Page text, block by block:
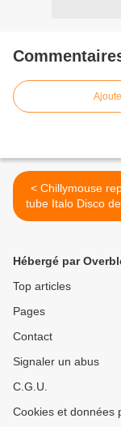
< Chillymouse reprend le
tube Italo Disco de
!
Hébergé par
Top articles
Pages
Contact
Signaler un abus
C.G.U.
Cookies et données